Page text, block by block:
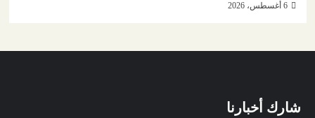
6 أغسطس، 2026
شارك أخبارنا